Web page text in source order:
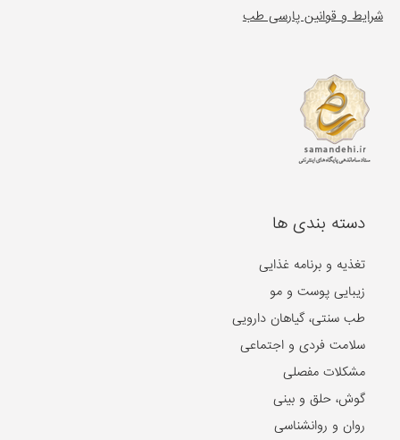
شرایط و قوانین پارسی طب
دسته بندی ها
تغذیه و برنامه غذایی
زیبایی پوست و مو
طب سنتی، گیاهان دارویی
سلامت فردی و اجتماعی
مشکلات مفصلی
گوش، حلق و بینی
روان و روانشناسی